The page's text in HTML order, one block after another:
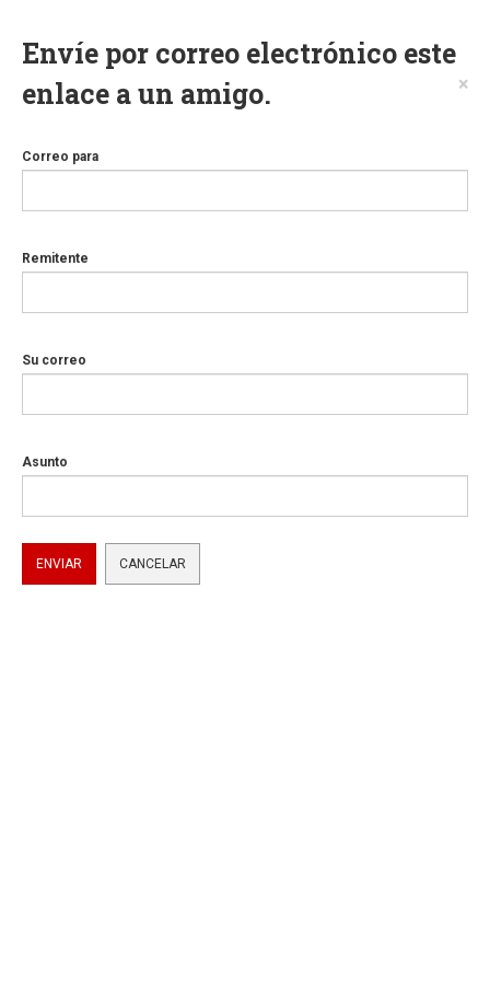
Envíe por correo electrónico este
enlace a un amigo.
×
Correo para
Remitente
Su correo
Asunto
ENVIAR CANCELAR